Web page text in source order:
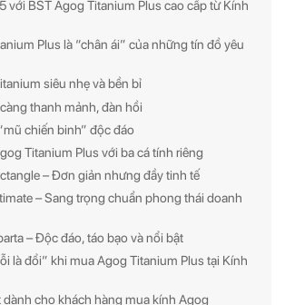
với BST Agog Titanium Plus cao cấp từ Kính
Plus là “chân ái” của những tín đồ yêu
siêu nhẹ và bền bỉ
thanh mảnh, đàn hồi
chiến binh” độc đáo
Titanium Plus với ba cá tính riêng
– Đơn giản nhưng đầy tinh tế
– Sang trọng chuẩn phong thái doanh
– Độc đáo, táo bạo và nổi bật
là đổi” khi mua Agog Titanium Plus tại Kính
dành cho khách hàng mua kính Agog